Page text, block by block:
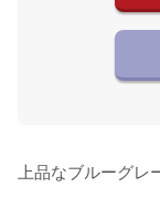
上品なブルーグレ